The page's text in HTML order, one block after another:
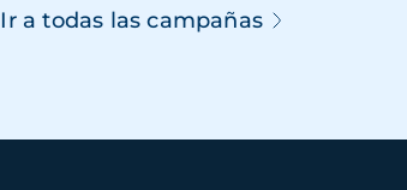
Ir a todas las campañas